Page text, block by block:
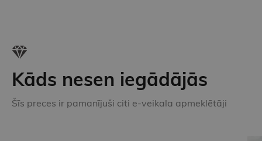
Kāds nesen iegādājās
Šīs preces ir pamanījuši citi e-veikala apmeklētāji